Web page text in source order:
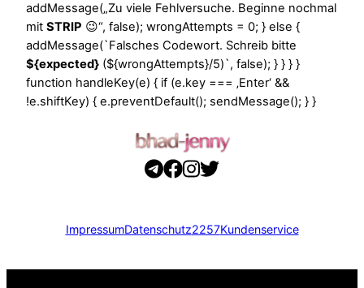
addMessage(„Zu viele Fehlversuche. Beginne nochmal
mit STRIP 😉“, false); wrongAttempts = 0; } else {
addMessage(`Falsches Codewort. Schreib bitte
${expected} (${wrongAttempts}/5)`, false); } } } }
function handleKey(e) { if (e.key === ‚Enter‘ &&
!e.shiftKey) { e.preventDefault(); sendMessage(); } }
ImpressumDatenschutz2257Kundenservice